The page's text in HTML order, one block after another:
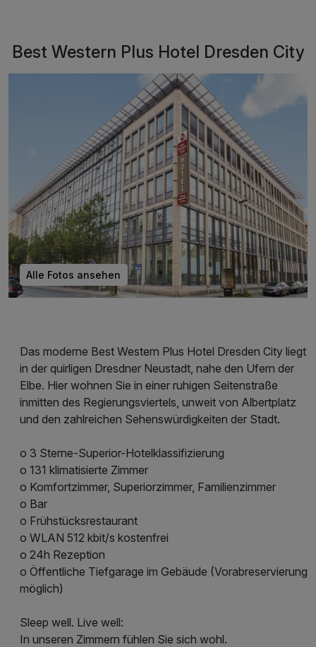
Best Western Plus Hotel Dresden City
Alle Fotos ansehen
Das moderne Best Western Plus Hotel Dresden City liegt
in der quirligen Dresdner Neustadt, nahe den Ufern der
Elbe. Hier wohnen Sie in einer ruhigen Seitenstraße
inmitten des Regierungsviertels, unweit von Albertplatz
und den zahlreichen Sehenswürdigkeiten der Stadt.
o 3 Sterne-Superior-Hotelklassifizierung
o 131 klimatisierte Zimmer
o Komfortzimmer, Superiorzimmer, Familienzimmer
o Bar
o Frühstücksrestaurant
o WLAN 512 kbit/s kostenfrei
o 24h Rezeption
o Öffentliche Tiefgarage im Gebäude (Vorabreservierung
möglich)
Sleep well. Live well:
In unseren Zimmern fühlen Sie sich wohl.